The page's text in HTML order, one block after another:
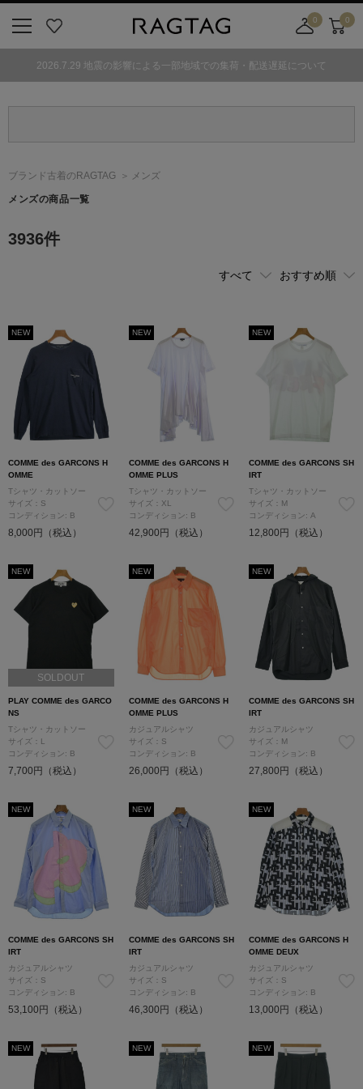
気
0
舗
カ
0
2026.7.29 地震の影響による一部地域での集荷・配送遅延について
ブランド古着のRAGTAG メンズ
メンズの商品一覧
3936件
NEW
COMME des GARCONS H
OMME
Tシャツ・カットソー
サイズ：S
コンディション: B
8,000円（税込）
NEW
COMME des GARCONS H
OMME PLUS
Tシャツ・カットソー
サイズ：XL
コンディション: B
42,900円（税込）
NEW
COMME des GARCONS SH
IRT
Tシャツ・カットソー
サイズ：M
コンディション: A
12,800円（税込）
NEW
SOLDOUT
PLAY COMME des GARCO
NS
Tシャツ・カットソー
サイズ：L
コンディション: B
7,700円（税込）
NEW
COMME des GARCONS H
OMME PLUS
カジュアルシャツ
サイズ：S
コンディション: B
26,000円（税込）
NEW
COMME des GARCONS SH
IRT
カジュアルシャツ
サイズ：M
コンディション: B
27,800円（税込）
NEW
COMME des GARCONS SH
IRT
カジュアルシャツ
サイズ：S
コンディション: B
53,100円（税込）
NEW
COMME des GARCONS SH
IRT
カジュアルシャツ
サイズ：S
コンディション: B
46,300円（税込）
NEW
COMME des GARCONS H
OMME DEUX
カジュアルシャツ
サイズ：S
コンディション: B
13,000円（税込）
NEW NEW NEW